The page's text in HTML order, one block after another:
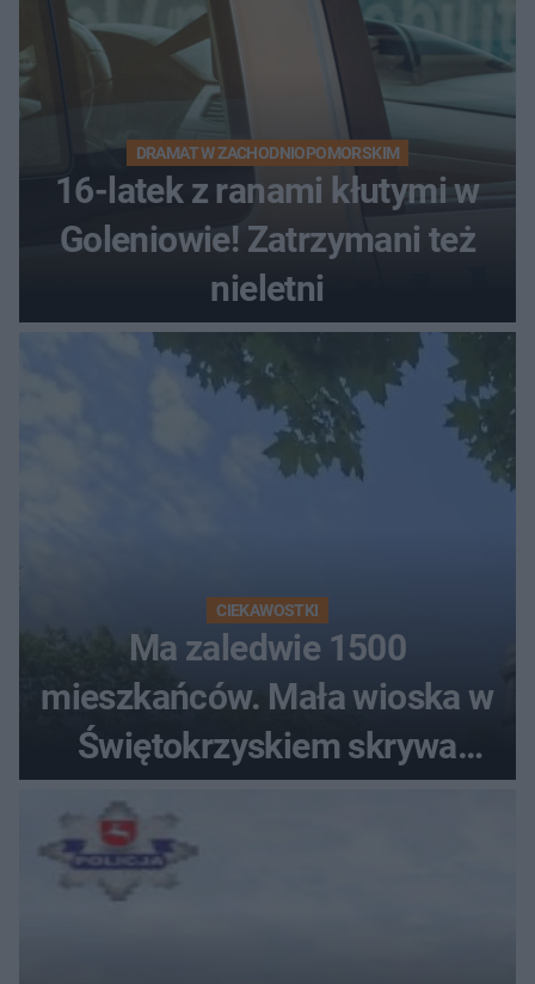
DRAMAT W ZACHODNIOPOMORSKIM
16-latek z ranami kłutymi w
Goleniowie! Zatrzymani też
nieletni
CIEKAWOSTKI
Ma zaledwie 1500
mieszkańców. Mała wioska w
Świętokrzyskiem skrywa
zabytki, bywał tu nawet król